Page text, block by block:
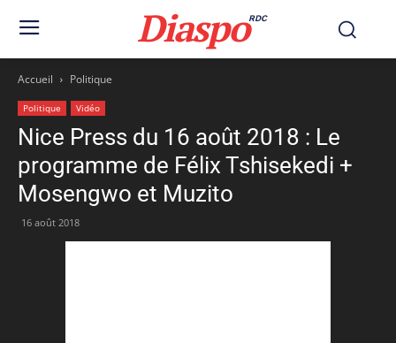
DiaspoRDC
Accueil Politique
Politique Vidéo
Nice Press du 16 août 2018 : Le
programme de Félix Tshisekedi +
Mosengwo et Muzito
16 août 2018